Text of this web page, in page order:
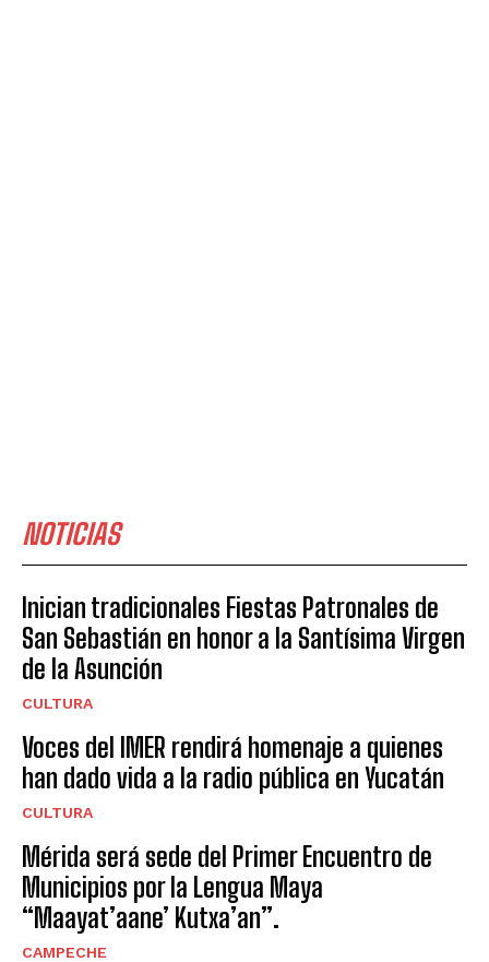
NOTICIAS
Inician tradicionales Fiestas Patronales de
San Sebastián en honor a la Santísima Virgen
de la Asunción
CULTURA
Voces del IMER rendirá homenaje a quienes
han dado vida a la radio pública en Yucatán
CULTURA
Mérida será sede del Primer Encuentro de
Municipios por la Lengua Maya
“Maayat’aane’ Kutxa’an”.
CAMPECHE